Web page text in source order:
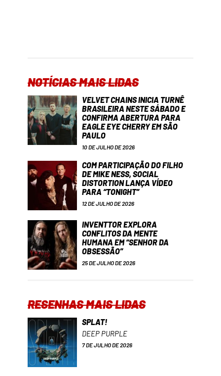
NOTÍCIAS MAIS LIDAS
VELVET CHAINS INICIA TURNÊ
BRASILEIRA NESTE SÁBADO E
CONFIRMA ABERTURA PARA
EAGLE EYE CHERRY EM SÃO
PAULO
10 DE JULHO DE 2026
COM PARTICIPAÇÃO DO FILHO
DE MIKE NESS, SOCIAL
DISTORTION LANÇA VÍDEO
PARA “TONIGHT”
12 DE JULHO DE 2026
INVENTTOR EXPLORA
CONFLITOS DA MENTE
HUMANA EM “SENHOR DA
OBSESSÃO”
25 DE JULHO DE 2026
RESENHAS MAIS LIDAS
SPLAT!
DEEP PURPLE
7 DE JULHO DE 2026